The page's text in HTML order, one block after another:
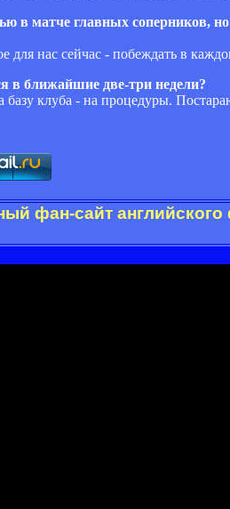
в матче главных
для нас сейчас - побеждать в
в ближайшие две-три недели?
клуба - на процедуры.
фан-сайт английского